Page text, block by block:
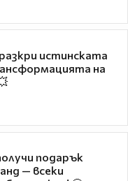
истинската
на
подарък
— всеки